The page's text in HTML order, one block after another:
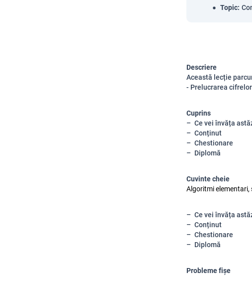
Topic:
Descriere
Această lecție
- Prelucrarea
Cuprins
Ce vei învăța
Conținut
Chestionare
Diplomă
Cuvinte cheie
Algoritmi
Ce vei învăța
Conținut
Chestionare
Diplomă
Probleme fișe